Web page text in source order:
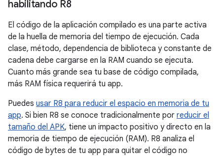
habilitando R8
El código de la aplicación compilado es una parte activa
de la huella de memoria del tiempo de ejecución. Cada
clase, método, dependencia de biblioteca y constante de
cadena debe cargarse en la RAM cuando se ejecuta.
Cuanto más grande sea tu base de código compilada,
más RAM física requerirá tu app.
Puedes usar R8 para reducir el espacio en memoria de tu
app. Si bien R8 se conoce tradicionalmente por reducir el
tamaño del APK, tiene un impacto positivo y directo en la
memoria de tiempo de ejecución (RAM). R8 analiza el
código de bytes de tu app para quitar el código no